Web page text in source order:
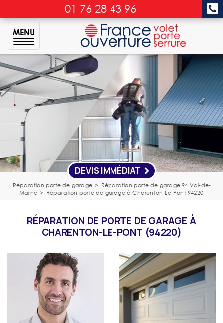
01 76 28 43 96
MENU
DEVIS IMMÉDIAT
Réparation porte de garage > Réparation porte de garage 94 Val-de-
Marne > Réparation porte de garage à Charenton-Le-Pont 94220
RÉPARATION DE PORTE DE GARAGE À
CHARENTON-LE-PONT (94220)